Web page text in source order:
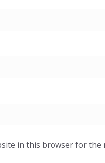
in this browser for the